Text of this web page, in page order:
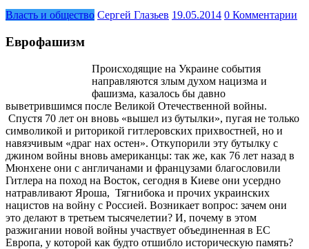
Власть и общество Сергей Глазьев 19.05.2014 0 Комментарии
Еврофашизм
Происходящие на Украине события
направляются злым духом нацизма и
фашизма, казалось бы давно
выветрившимся после Великой Отечественной войны.
Спустя 70 лет он вновь «вышел из бутылки», пугая не только
символикой и риторикой гитлеровских прихвостней, но и
навязчивым «драг нах остен». Откупорили эту бутылку с
джином войны вновь американцы: так же, как 76 лет назад в
Мюнхене они с англичанами и французами благословили
Гитлера на поход на Восток, сегодня в Киеве они усердно
натравливают Яроша, Тягнибока и прочих украинских
нацистов на войну с Россией. Возникает вопрос: зачем они
это делают в третьем тысячелетии? И, почему в этом
разжигании новой войны участвует объединенная в ЕС
Европа, у которой как будто отшибло историческую память?